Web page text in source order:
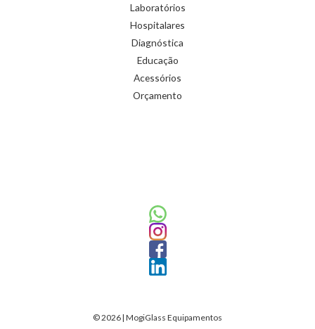
Laboratórios
Hospitalares
Diagnóstica
Educação
Acessórios
Orçamento
© 2026 | MogiGlass Equipamentos